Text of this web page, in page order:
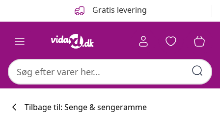
Gratis levering
Tilbage til: Senge & sengeramme